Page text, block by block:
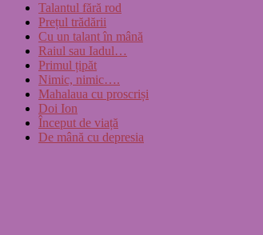
Talantul fără rod
Prețul trădării
Cu un talant în mână
Raiul sau Iadul…
Primul țipăt
Nimic, nimic….
Mahalaua cu proscriși
Doi Ion
Început de viață
De mână cu depresia